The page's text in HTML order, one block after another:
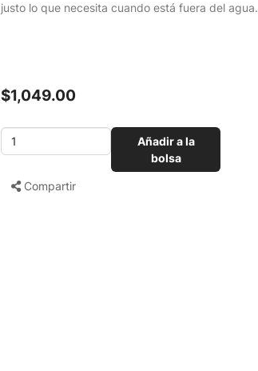
justo lo que necesita cuando está fuera del agua.
$1,049.00
Añadir a la
bolsa
Compartir